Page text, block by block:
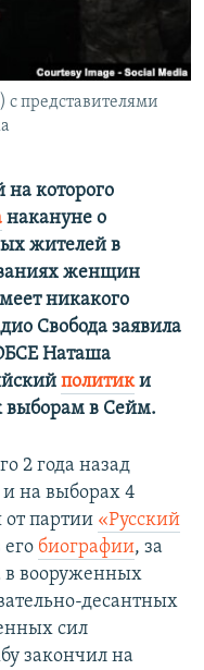
с представителями
которого
накануне о
жителей в
женщин
никакого
Свобода заявила
Наташа
политики
выборам в Сейм.
2 года назад
и на выборах 4
от партии «Русский
его биографии, за
в вооруженных
десантных
сил
закончил на